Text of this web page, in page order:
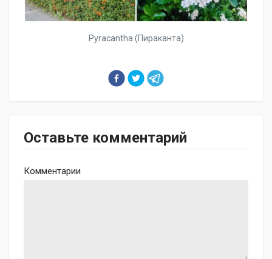
Pyracantha (Пираканта)
Оставьте комментарий
Комментарии